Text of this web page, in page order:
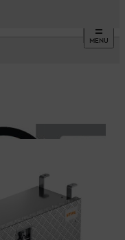
MENU